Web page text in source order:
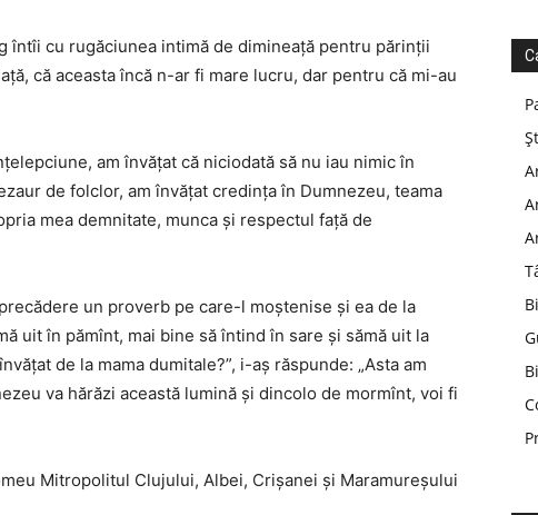
întîi cu rugăciunea intimă de dimineață pentru părinții
că aceasta încă n-ar fi mare lucru, dar pentru că mi-au
am învățat că niciodată să nu iau nimic în
de folclor, am învățat credința în Dumnezeu, teama
mea demnitate, munca și respectul față de
un proverb pe care-l moștenise și ea de la
uit în pămînt, mai bine să întind în sare și sămă uit la
de la mama dumitale?”, i-aș răspunde: „Asta am
va hărăzi această lumină și dincolo de mormînt, voi fi
Mitropolitul Clujului, Albei, Crișanei și Maramureșului